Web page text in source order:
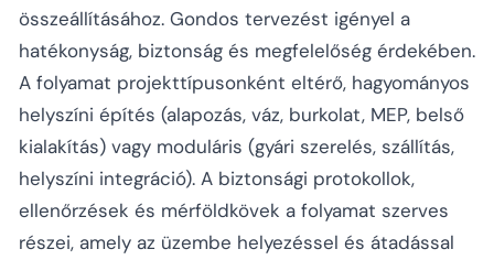
összeállításához. Gondos tervezést igényel a
hatékonyság, biztonság és megfelelőség érdekében.
A folyamat projekttípusonként eltérő, hagyományos
helyszíni építés (alapozás, váz, burkolat, MEP, belső
kialakítás) vagy moduláris (gyári szerelés, szállítás,
helyszíni integráció). A biztonsági protokollok,
ellenőrzések és mérföldkövek a folyamat szerves
részei, amely az üzembe helyezéssel és átadással